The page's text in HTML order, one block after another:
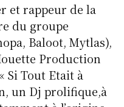
et rappeur de la
du groupe
Baloot, Mytlas),
Production
Si Tout Etait à
un Dj prolifique,à